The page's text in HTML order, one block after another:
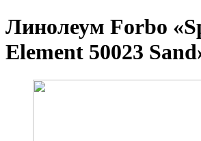
Линолеум Forbo
Element 50023